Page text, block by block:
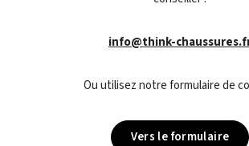
info@think-
Ou utilisez notre formulaire de
Vers le formulaire